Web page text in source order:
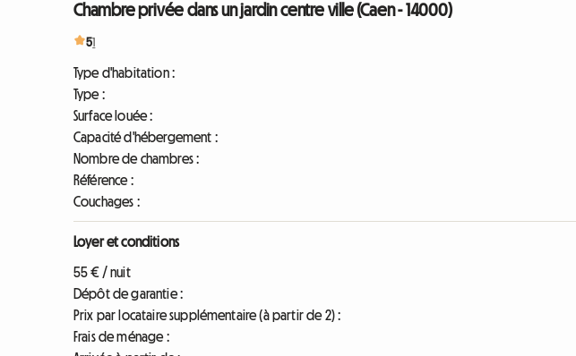
Chambre privée dans un jardin centre ville (Caen - 14000)
51
Type d'habitation :
Type :
Surface louée :
Capacité d'hébergement :
Nombre de chambres :
Référence :
Couchages :
Loyer et conditions
55 € / nuit
Dépôt de garantie :
Prix par locataire supplémentaire (à partir de 2) :
Frais de ménage :